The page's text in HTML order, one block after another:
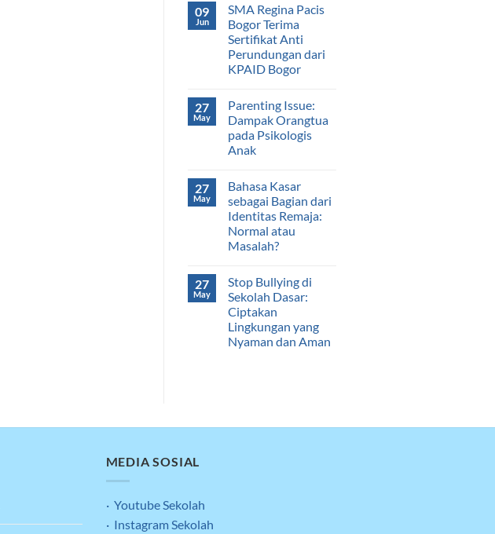
09
Jun
SMA Regina Pacis
Bogor Terima
Sertifikat Anti
Perundungan dari
KPAID Bogor
27
May
Parenting Issue:
Dampak Orangtua
pada Psikologis
Anak
27
May
Bahasa Kasar
sebagai Bagian dari
Identitas Remaja:
Normal atau
Masalah?
27
May
Stop Bullying di
Sekolah Dasar:
Ciptakan
Lingkungan yang
Nyaman dan Aman
MEDIA SOSIAL
· Youtube Sekolah
· Instagram Sekolah